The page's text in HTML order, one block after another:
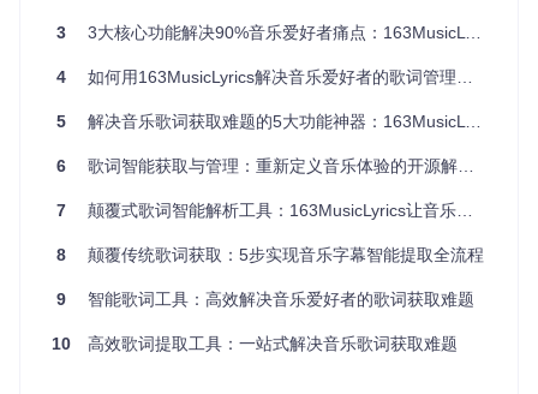
格式设置功能，支持网易云与QQ音乐双平台资源获取
二、全面解决方案：四大核心功能破解行业难题
跨平台智能搜索：一次操作覆盖两大音乐库
该工具创新性地整合了网易云音乐和QQ音乐的API接口，用户
索"双模式设计，即使输入部分歌词或错误歌名，系统也能通
たもの"时，工具会自动识别日文歌名并优先返回原版歌词。
💡小贴士：在搜索外语歌曲时，尝试同时输入罗马音和中文译
名，可大幅提高准确率。你有没有遇到过因译名差异导致搜索
不到歌词的情况？
3 3大核心功能解决90%音乐爱好者痛点：163MusicLyrics高效全面的歌词管理方案
4 如何用163MusicLyrics解决音乐爱好者的歌词管理痛点
5 解决音乐歌词获取难题的5大功能神器：163MusicLyrics全方位测评
6 歌词智能获取与管理：重新定义音乐体验的开源解决方案
7 颠覆式歌词智能解析工具：163MusicLyrics让音乐体验零障碍
8 颠覆传统歌词获取：5步实现音乐字幕智能提取全流程
9 智能歌词工具：高效解决音乐爱好者的歌词获取难题
10 高效歌词提取工具：一站式解决音乐歌词获取难题